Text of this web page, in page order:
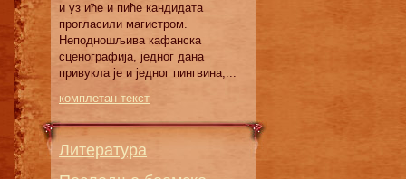
и уз иће и пиће кандидата
прогласили магистром.
Неподношљива кафанска
сценографија, једног дана
привукла је и једног пингвина,...
комплетан текст
Литература